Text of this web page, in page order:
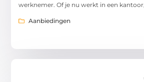
werknemer. Of je nu werkt in een kantoor,
Aanbiedingen